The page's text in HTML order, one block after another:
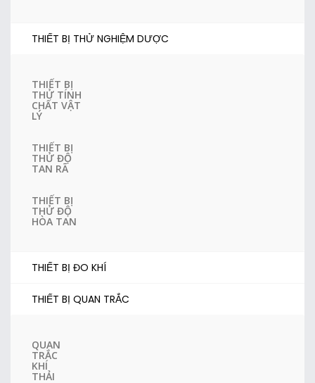
THIẾT BỊ THỬ NGHIỆM DƯỢC
THIẾT BỊ
THỬ TÍNH
CHẤT VẬT
LÝ
THIẾT BỊ
THỬ ĐỘ
TAN RÃ
THIẾT BỊ
THỬ ĐỘ
HÒA TAN
THIẾT BỊ ĐO KHÍ
THIẾT BỊ QUAN TRẮC
QUAN
TRẮC
KHÍ
THẢI